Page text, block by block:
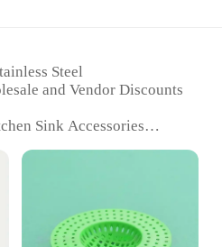
Steel
and Vendor Discounts
Sink Accessories
Kitchen Cleaning and
Durable and Corrosion-
Includes Multiple Sizes of